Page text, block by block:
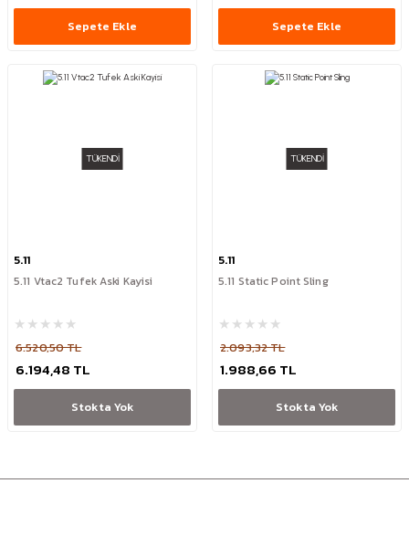
Sepete Ekle Sepete Ekle
TÜKENDİ
5.11
5.11 Vtac2 Tufek Aski Kayisi
6.520,50 TL
6.194,48 TL
Stokta Yok
TÜKENDİ
5.11
5.11 Static Point Sling
2.093,32 TL
1.988,66 TL
Stokta Yok